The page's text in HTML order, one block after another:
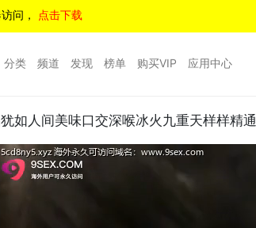
问， 点击下载
分类 频道 发现 榜单 购买VIP 应用中心
如人间美味口交深喉冰火九重天样样精通